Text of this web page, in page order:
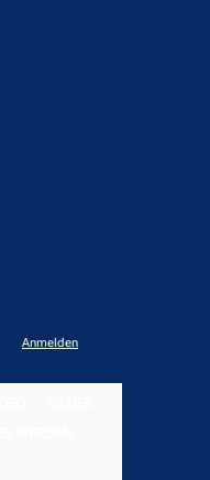
Anmelden